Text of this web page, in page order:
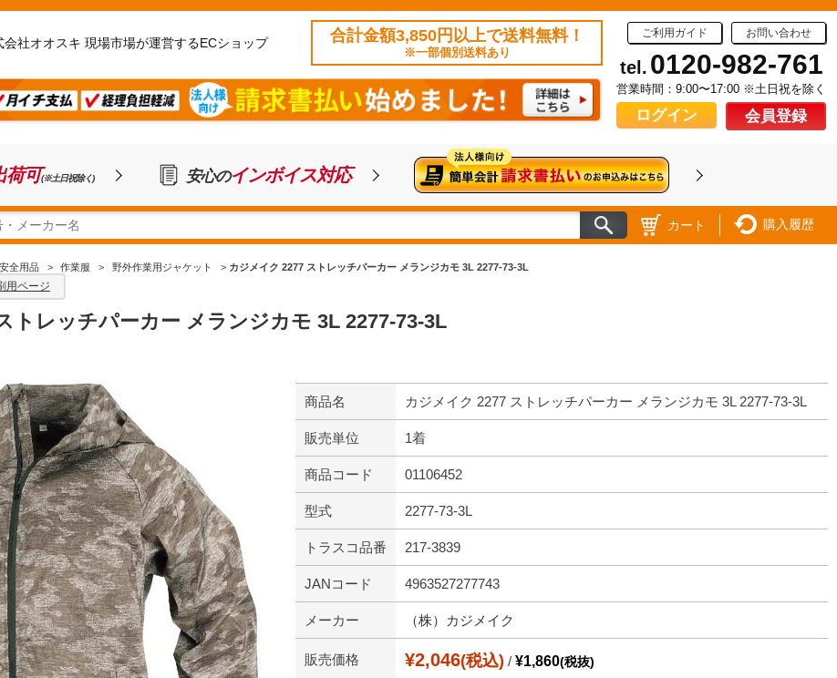
会社オオスキ 現場市場が運営するECショップ 合計金額3,850円以上で送料無料！
※一部個別送料あり
ご利用ガイド お問い合わせ
tel. 0120-982-761
営業時間：9:00〜17:00 ※土日祝を除く
ログイン 会員登録
荷可(※土日祝除く) 安心のインボイス対応
カート 購入履歴
全用品 > 作業服 > 野外作業用ジャケット > カジメイク 2277 ストレッチパーカー メランジカモ 3L 2277-73-3L
用ページ
トレッチパーカー メランジカモ 3L 2277-73-3L
商品名 カジメイク 2277 ストレッチパーカー メランジカモ 3L 2277-73-3L
販売単位 1着
商品コード 01106452
型式 2277-73-3L
トラスコ品番 217-3839
JANコード 4963527277743
メーカー （株）カジメイク
販売価格 ¥2,046(税込) / ¥1,860(税抜)